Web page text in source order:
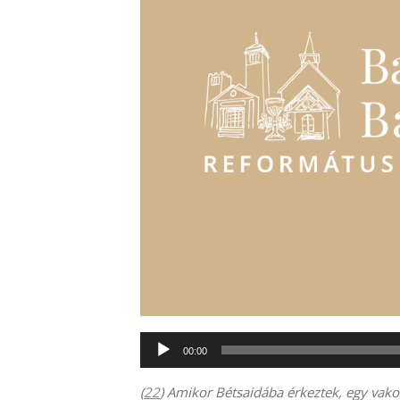
Audió
lejátszó
00:00
(22) Amikor Bétsaidába érkeztek, egy